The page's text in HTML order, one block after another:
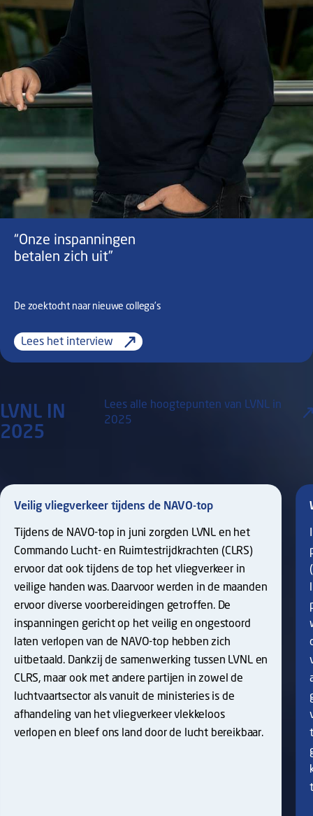
“Onze inspanningen
betalen zich uit”
De zoektocht naar nieuwe collega’s
Lees het interview
LVNL IN
2025
Lees alle hoogtepunten van LVNL in
2025
Veilig vliegverkeer tijdens de NAVO-top
Tijdens de NAVO-top in juni zorgden LVNL en het
Commando Lucht- en Ruimtestrijdkrachten (CLRS)
ervoor dat ook tijdens de top het vliegverkeer in
veilige handen was. Daarvoor werden in de maanden
ervoor diverse voorbereidingen getroffen. De
inspanningen gericht op het veilig en ongestoord
laten verlopen van de NAVO-top hebben zich
uitbetaald. Dankzij de samenwerking tussen LVNL en
CLRS, maar ook met andere partijen in zowel de
luchtvaartsector als vanuit de ministeries is de
afhandeling van het vliegverkeer vlekkeloos
verlopen en bleef ons land door de lucht bereikbaar.